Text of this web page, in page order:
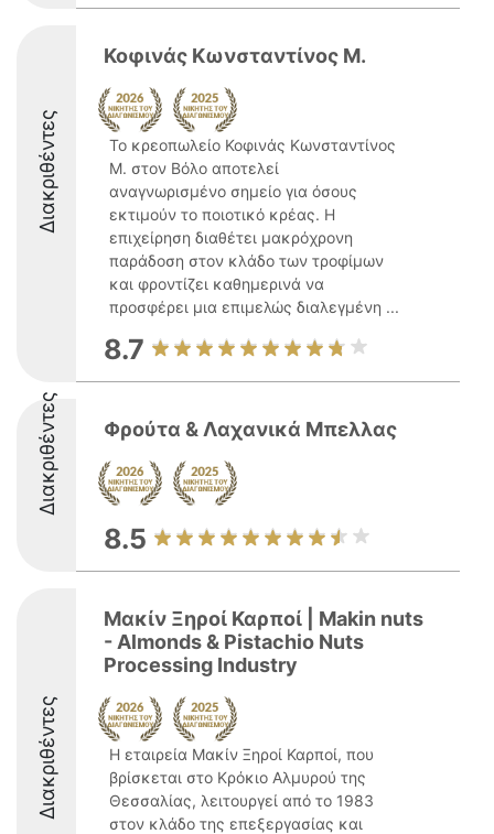
Διακριθέντες
Κοφινάς Κωνσταντίνος Μ.
Το κρεοπωλείο Κοφινάς Κωνσταντίνος
Μ. στον Βόλο αποτελεί
αναγνωρισμένο σημείο για όσους
εκτιμούν το ποιοτικό κρέας. Η
επιχείρηση διαθέτει μακρόχρονη
παράδοση στον κλάδο των τροφίμων
και φροντίζει καθημερινά να
προσφέρει μια επιμελώς διαλεγμένη ...
8.7
Διακριθέντες Φρούτα & Λαχανικά Μπελλας
8.5
Διακριθέντες
Μακίν Ξηροί Καρποί | Makin nuts
- Almonds & Pistachio Nuts
Processing Industry
Η εταιρεία Μακίν Ξηροί Καρποί, που
βρίσκεται στο Κρόκιο Αλμυρού της
Θεσσαλίας, λειτουργεί από το 1983
στον κλάδο της επεξεργασίας και